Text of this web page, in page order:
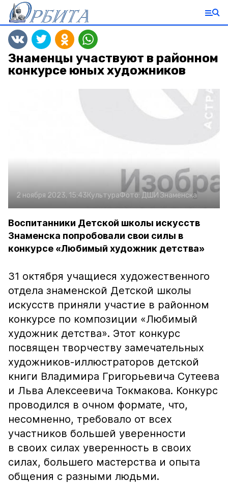
Знаменцы участвуют в районном
конкурсе юных художников
2 ноября 2023, 15:43КультураФото: ДШИ Знаменска
Воспитанники Детской школы искусств
Знаменска попробовали свои силы в
конкурсе «Любимый художник детства»
31 октября учащиеся художественного
отдела знаменской Детской школы
искусств приняли участие в районном
конкурсе по композиции «Любимый
художник детства». Этот конкурс
посвящен творчеству замечательных
художников-иллюстраторов детской
книги Владимира Григорьевича Сутеева
и Льва Алексеевича Токмакова. Конкурс
проводился в очном формате, что,
несомненно, требовало от всех
участников большей уверенности
в своих силах уверенность в своих
силах, большего мастерства и опыта
общения с разными людьми.